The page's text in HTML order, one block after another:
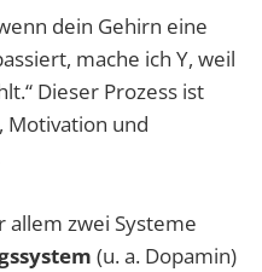
dein Gehirn eine
mache ich Y, weil
Dieser Prozess ist
Motivation und
allem zwei Systeme
(u. a. Dopamin)